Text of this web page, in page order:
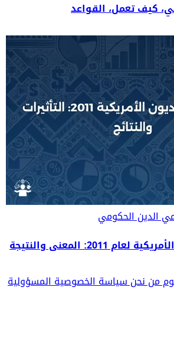
الدين الحكومي
المعنى والنتيجة
من نحنسياسة الخصوصيةالمسؤولية